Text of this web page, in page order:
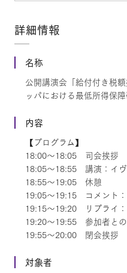
詳細情報
名称
公開講演会「給付付き税
ッパにおける最低所得保障
内容
【プログラム】
18:00～18:05 司会挨拶
18:05～18:55 講演：イ
18:55～19:05 休憩
19:05～19:15 コメント
19:15～19:20 リプライ
19:20～19:55 参加者と
19:55～20:00 閉会挨拶
対象者